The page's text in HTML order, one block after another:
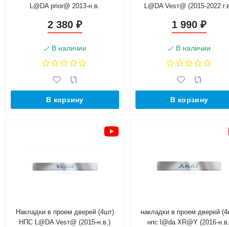
L@DA prior@ 2013-н.в.
2 380 ₽
В наличии
В корзину
L@DA Vesт@ (2015-2022
1 990₽
В наличии
В корзину
Накладки в проем дверей (4шт)
НПС L@DA Vesт@ (2015-н.в.)
накладки в проем дверей
нпс l@da XR@Y (2016-